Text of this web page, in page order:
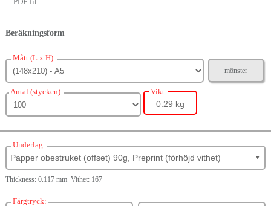
Beräkningsform
Mått (L x H):
mönster
Antal (stycken): Vikt:
0.29 kg
Underlag:
Papper obestruket (offset) 90g, Preprint (förhöjd vithet) ▼
Thickness: 0.117 mm Vithet: 167
Färgtryck: